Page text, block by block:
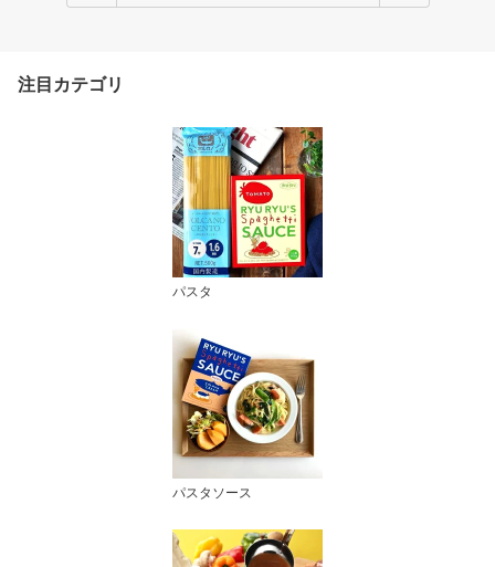
注目カテゴリ
パスタ
パスタソース